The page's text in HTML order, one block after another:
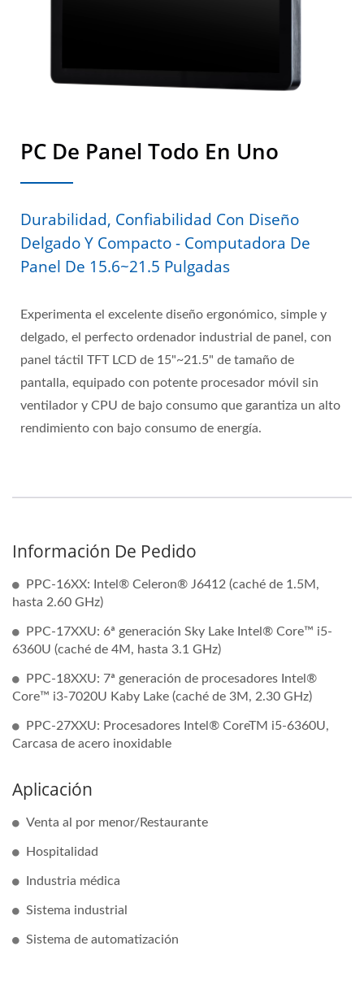
PC De Panel Todo En Uno
Durabilidad, Confiabilidad Con Diseño
Delgado Y Compacto - Computadora De
Panel De 15.6~21.5 Pulgadas
Experimenta el excelente diseño ergonómico, simple y
delgado, el perfecto ordenador industrial de panel, con
panel táctil TFT LCD de 15"~21.5" de tamaño de
pantalla, equipado con potente procesador móvil sin
ventilador y CPU de bajo consumo que garantiza un alto
rendimiento con bajo consumo de energía.
Información De Pedido
PPC-16XX: Intel® Celeron® J6412 (caché de 1.5M,
hasta 2.60 GHz)
PPC-17XXU: 6ª generación Sky Lake Intel® Core™ i5-
6360U (caché de 4M, hasta 3.1 GHz)
PPC-18XXU: 7ª generación de procesadores Intel®
Core™ i3-7020U Kaby Lake (caché de 3M, 2.30 GHz)
PPC-27XXU: Procesadores Intel® CoreTM i5-6360U,
Carcasa de acero inoxidable
Aplicación
Venta al por menor/Restaurante
Hospitalidad
Industria médica
Sistema industrial
Sistema de automatización